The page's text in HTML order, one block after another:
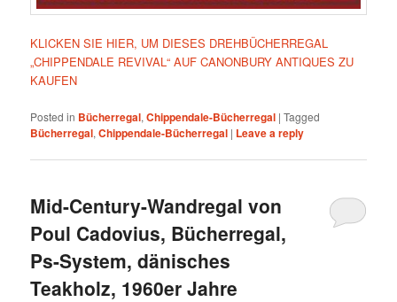
KLICKEN SIE HIER, UM DIESES DREHBÜCHERREGAL
„CHIPPENDALE REVIVAL“ AUF CANONBURY ANTIQUES ZU
KAUFEN
Posted in Bücherregal,Chippendale-Bücherregal |Tagged
Bücherregal,Chippendale-Bücherregal | Leave a reply
Mid-Century-Wandregal von
Poul Cadovius, Bücherregal,
Ps-System, dänisches
Teakholz, 1960er Jahre